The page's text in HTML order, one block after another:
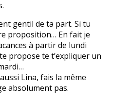
gentil de ta part. Si tu
proposition… En fait je
à partir de lundi
propose te t’expliquer un
Lina, fais la même
absolument pas.